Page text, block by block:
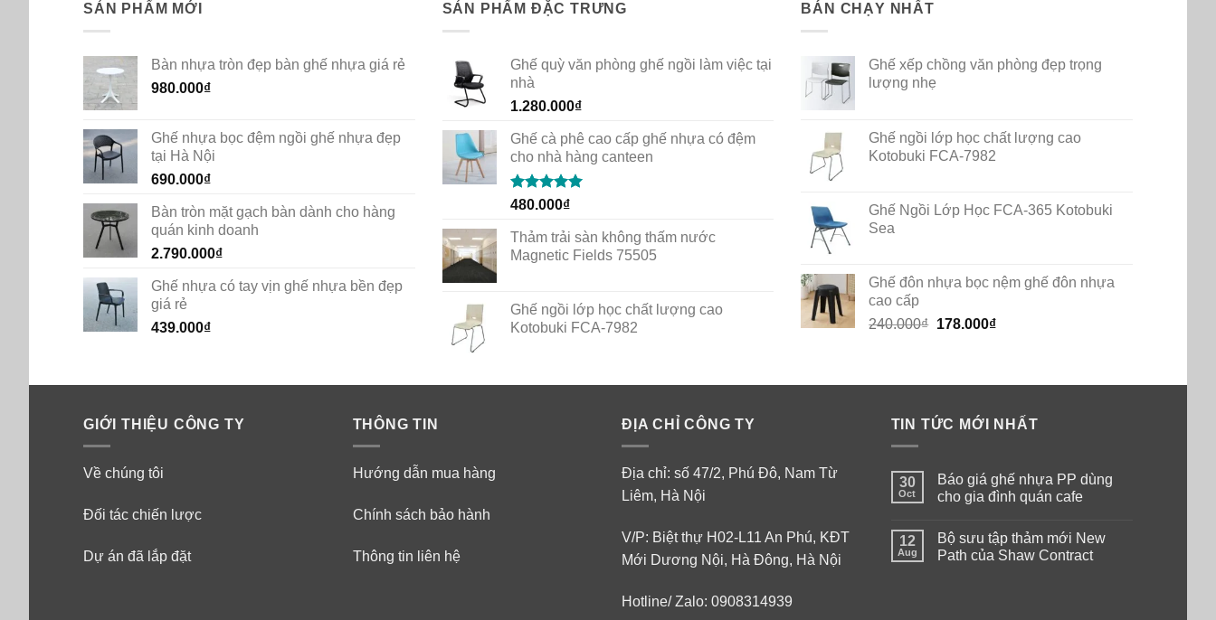
SẢN PHẨM MỚI
Bàn nhựa tròn đẹp bàn ghế nhựa giá rẻ
980.000₫
Ghế nhựa bọc đệm ngồi ghế nhựa đẹp
tại Hà Nội
690.000₫
Bàn tròn mặt gạch bàn dành cho hàng
quán kinh doanh
2.790.000₫
Ghế nhựa có tay vịn ghế nhựa bền đẹp
giá rẻ
439.000₫
SẢN PHẨM ĐẶC TRƯNG
Ghế quỳ văn phòng ghế ngồi làm việc tại
nhà
1.280.000₫
Ghế cà phê cao cấp ghế nhựa có đệm
cho nhà hàng canteen
Rated5.00
480.000₫
Thảm trải sàn không thấm nước
Magnetic Fields 75505
Ghế ngồi lớp học chất lượng cao
Kotobuki FCA-7982
BÁN CHẠY NHẤT
Ghế xếp chồng văn phòng đẹp trọng
lượng nhẹ
Ghế ngồi lớp học chất lượng cao
Kotobuki FCA-7982
Ghế Ngồi Lớp Học FCA-365 Kotobuki
Sea
Ghế đôn nhựa bọc nệm ghế đôn nhựa
cao cấp
240.000₫ Original
178.000₫Current
GIỚI THIỆU CÔNG TY
Về chúng tôi
Đối tác chiến lược
Dự án đã lắp đặt
THÔNG TIN
Hướng dẫn mua hàng
Chính sách bảo hành
Thông tin liên hệ
ĐỊA CHỈ CÔNG TY
Địa chỉ: số 47/2, Phú Đô, Nam Từ
Liêm, Hà Nội
V/P: Biệt thự H02-L11 An Phú, KĐT
Mới Dương Nội, Hà Đông, Hà Nội
Hotline/ Zalo: 0908314939
TIN TỨC MỚI NHẤT
30
Oct
Báo giá ghế nhựa PP dùng
cho gia đình quán cafe
on
Báo
giá
12
Aug
Bộ sưu tập thảm mới New
Path của Shaw Contract